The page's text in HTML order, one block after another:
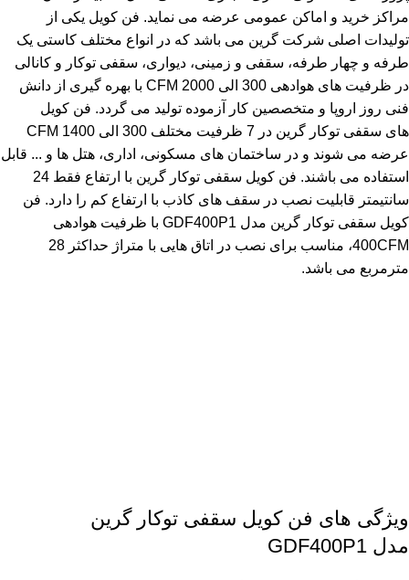
مراکز خرید و اماکن عمومی عرضه می نماید. فن کویل یکی از
تولیدات اصلی شرکت گرین می باشد که در انواع مختلف کاستی یک
طرفه و چهار طرفه، سقفی و زمینی، دیواری، سقفی توکار و کانالی
در ظرفیت های هوادهی 300 الی 2000 CFM با بهره گیری از دانش
فنی روز اروپا و متخصصین کار آزموده تولید می گردد. فن کویل
های سقفی توکار گرین در 7 ظرفیت مختلف 300 الی 1400 CFM
عرضه می شوند و در ساختمان های مسکونی، اداری، هتل ها و ... قابل
استفاده می باشند. فن کویل سقفی توکار گرین با ارتفاع فقط 24
سانتیمتر قابلیت نصب در سقف های کاذب با ارتفاع کم را دارد. فن
کویل سقفی توکار گرین مدل GDF400P1 با ظرفیت هوادهی
400CFM، مناسب برای نصب در اتاق هایی با متراژ حداکثر 28
مترمربع می باشد.
ویژگی های فن کویل سقفی توکار گرین
مدل GDF400P1